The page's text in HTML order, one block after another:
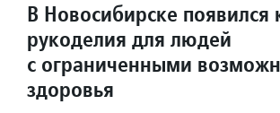
В Новосибирске появился
рукоделия для людей
с ограниченными
здоровья